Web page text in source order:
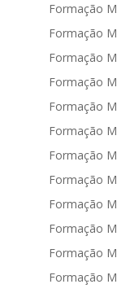
Formação
Formação
Formação
Formação
Formação
Formação
Formação
Formação
Formação
Formação
Formação
Formação